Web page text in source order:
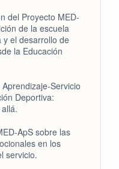
del Proyecto MED-
de la escuela
y el desarrollo de
la Educación
Servicio
Deportiva:
ApS sobre las
en los
servicio.